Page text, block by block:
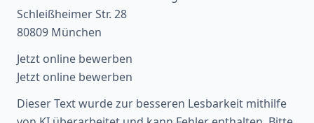
Schleißheimer Str. 28
80809 München
Jetzt online bewerben
Jetzt online bewerben
Dieser Text wurde zur besseren Lesbarkeit mithilfe